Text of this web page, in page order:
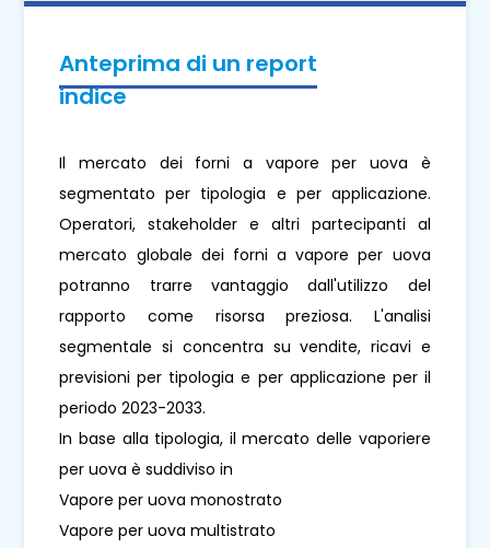
Anteprima di un report
indice
Il mercato dei forni a vapore per uova è
segmentato per tipologia e per applicazione.
Operatori, stakeholder e altri partecipanti al
mercato globale dei forni a vapore per uova
potranno trarre vantaggio dall'utilizzo del
rapporto come risorsa preziosa. L'analisi
segmentale si concentra su vendite, ricavi e
previsioni per tipologia e per applicazione per il
periodo 2023-2033.
In base alla tipologia, il mercato delle vaporiere
per uova è suddiviso in
Vapore per uova monostrato
Vapore per uova multistrato